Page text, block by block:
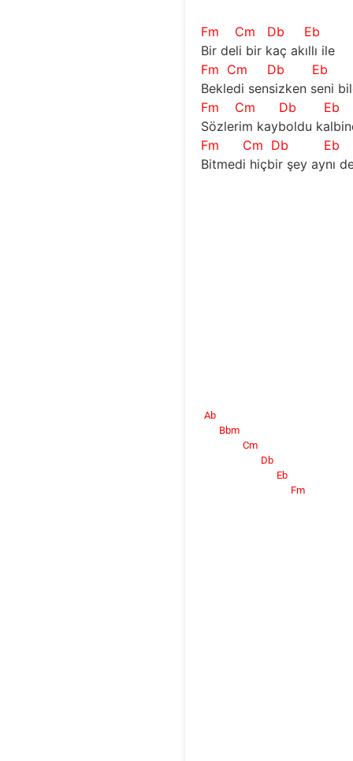
Fm Cm Db
Eb
Bir deli bir kaç akıllı ile
Fm Cm Db
Eb
Bekledi sensizken seni
Fm
Cm Db
Eb
Sözlerim kayboldu
Fm
Cm Db
Eb
Bitmedi hiçbir şey aynı
Ab
Bbm
Cm
Db
Eb
Fm